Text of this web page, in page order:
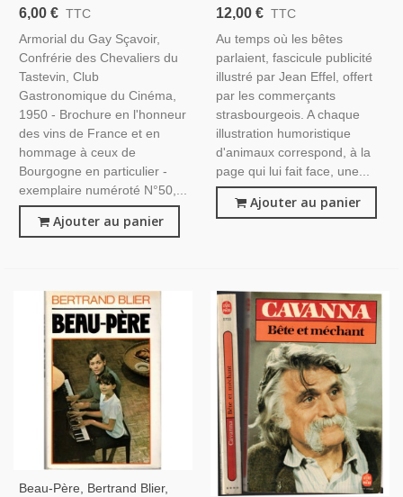
Confrérie Des Chevaliers Du
Gastronomique Du Cinéma,
1950 - , Vins, Cinéma,
Bourgogne,
6,00 € TTC
Armorial du Gay Sçavoir,
Confrérie des Chevaliers du
Tastevin, Club
Gastronomique du Cinéma,
1950 - Brochure en l'honneur
des vins de France et en
hommage à ceux de
Bourgogne en particulier -
exemplaire numéroté N°50,...
Ajouter au panier
Parlaient, Jean Effel -
Publicité, Humour,
Strasbourg
12,00 € TTC
Au temps où les bêtes
parlaient, fascicule publicité
illustré par Jean Effel, offert
par les commerçants
strasbourgeois. A chaque
illustration humoristique
d'animaux correspond, à la
page qui lui fait face, une...
Ajouter au panier
Beau-Père, Bertrand Blier,